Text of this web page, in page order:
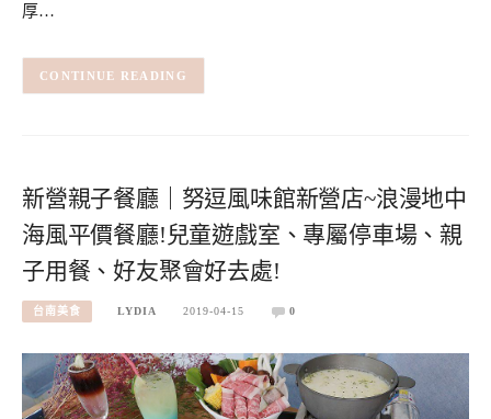
厚…
CONTINUE READING
新營親子餐廳｜努逗風味館新營店~浪漫地中
海風平價餐廳!兒童遊戲室、專屬停車場、親
子用餐、好友聚會好去處!
台南美食 LYDIA 2019-04-15 0